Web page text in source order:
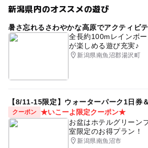
新潟県内のオススメの遊び
暑さ忘れるさわやかな高原でアクティビ
全長約100mレインボ
が楽しめる遊び充実♪
新潟県南魚沼郡湯沢町
【8/11-15限定】ウォーターパーク1日券
クーポン ★いこーよ限定クーポン★
お盆はホテルグリーン
室限定のお得プラン！
新潟県南魚沼市